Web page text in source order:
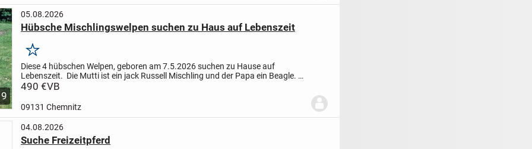
9
05.08.2026
Hübsche Mischlingswelpen suchen zu Haus auf Lebenszeit
Merken
Diese 4 hübschen Welpen, geboren am 7.5.2026 suchen zu Hause auf
Lebenszeit. Die Mutti ist ein jack Russell Mischling und der Papa ein Beagle.
Es sind 3 Jungs und 1 Mädel (die weiße auf den...
490 €VB
09131 Chemnitz
04.08.2026
Suche Freizeitpferd